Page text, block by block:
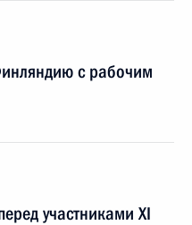
с рабочим
участниками XI